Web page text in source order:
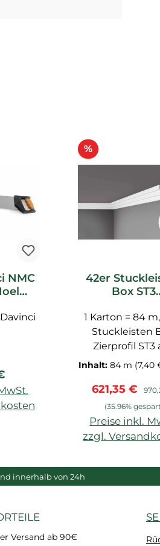
NMC
Preis:
%Rabatt
42er
Box ST3
Noel
Stuckleiste
1 Karton = 84
Stuckleisten
Zierprofil ST3
extrudiertem
grundiert, für
und
NMC
Inhalt:84 m (7,40
621,35 €
(35.96%
Preise inkl.
zzgl.
innerhalb von 24h
Versand ab 90€